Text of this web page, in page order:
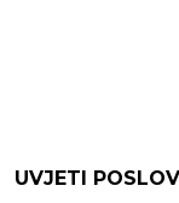
UVJETI